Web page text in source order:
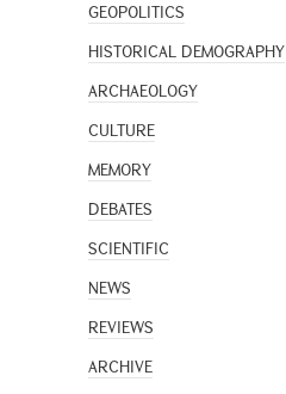
GEOPOLITICS
HISTORICAL DEMOGRAPHY
ARCHAEOLOGY
CULTURE
MEMORY
DEBATES
SCIENTIFIC
NEWS
REVIEWS
ARCHIVE